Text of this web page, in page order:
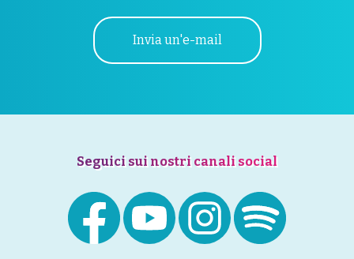
Invia un'e-mail
Seguici sui nostri canali social